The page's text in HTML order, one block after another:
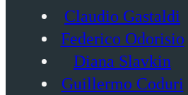
Claudio Gastaldi
Federico Odorisio
Diana Slavkin
Guillermo Coduri